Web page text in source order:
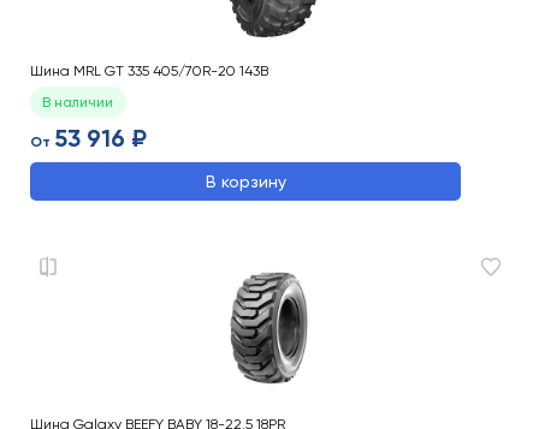
Шина MRL GT 335 405/70R-20 143B
В наличии
От 53 916 ₽
В корзину
Шина Galaxy BEEFY BABY 18-22.5 18PR